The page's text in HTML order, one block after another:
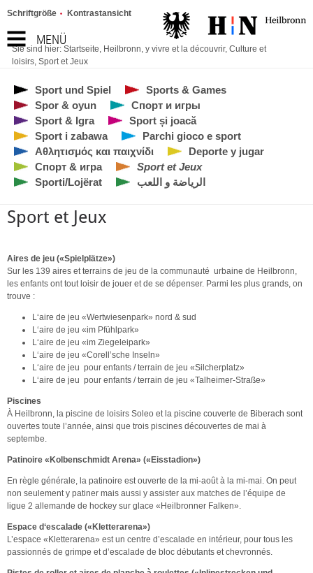
MENÜ
Schriftgröße Kontrastansicht
Sie sind hier: Startseite, Heilbronn, y vivre et la découvrir, Culture et
loisirs, Sport et Jeux
Sport und Spiel
Sports & Games
Spor & oyun
Спорт и игры
Sport & Igra
Sport și joacă
Sport i zabawa
Parchi gioco e sport
Αθλητισμός και παιχνίδι
Deporte y jugar
Спорт & игра
Sport et Jeux
Sporti/Lojërat
الرياضة و اللعب
Sport et Jeux
Aires de jeu («Spielplätze»)
Sur les 139 aires et terrains de jeu de la communauté urbaine de Heilbronn,
les enfants ont tout loisir de jouer et de se dépenser. Parmi les plus grands, on
trouve :
L‘aire de jeu «Wertwiesenpark» nord & sud
L‘aire de jeu «im Pfühlpark»
L‘aire de jeu «im Ziegeleipark»
L‘aire de jeu «Corell’sche Inseln»
L‘aire de jeu pour enfants / terrain de jeu «Silcherplatz»
L‘aire de jeu pour enfants / terrain de jeu «Talheimer-Straße»
Piscines
À Heilbronn, la piscine de loisirs Soleo et la piscine couverte de Biberach sont
ouvertes toute l’année, ainsi que trois piscines découvertes de mai à
septembe.
Patinoire «Kolbenschmidt Arena» («Eisstadion»)
En règle générale, la patinoire est ouverte de la mi-août à la mi-mai. On peut
non seulement y patiner mais aussi y assister aux matches de l’équipe de
ligue 2 allemande de hockey sur glace «Heilbronner Falken».
Espace d‘escalade («Kletterarena»)
L’espace «Kletterarena» est un centre d’escalade en intérieur, pour tous les
passionnés de grimpe et d’escalade de bloc débutants et chevronnés.